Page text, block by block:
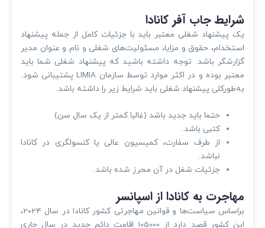
شرایط جاب آفر کانادا
یک پیشنهاد شغلی معتبر باید با جزئیات کامل از جمله پیشنهاد
استخدام، حقوق و مزایا، مسئولیت‌های شغلی و نام و عنوان مدیر
گزارشگر باشد. توجه داشته باشید که پیشنهاد شغلی شما باید
معتبر بوده و در اکثر موارد توسط سازمان LIMIA پشتیبانی شود.
به‌طورکلی پیشنهاد شغلی باید شرایط زیر را داشته باشد.
حتما باید جدید باشد (غالبا کمتر از یک سال سن)
کتبی باشد.
از طرف سفارت، کمیسیون عالی یا کنسولگری در کانادا
نباشد.
جزئیات شغل در آن محرز شده باشد.
مهاجرت به کانادا از اسپانسر
براساس سیاست‌ها و قوانین مهاجرتی کشور کانادا در سال 2024،
این کشور قصد دارد از 105000 اقامت دائم جدید در سال جاری